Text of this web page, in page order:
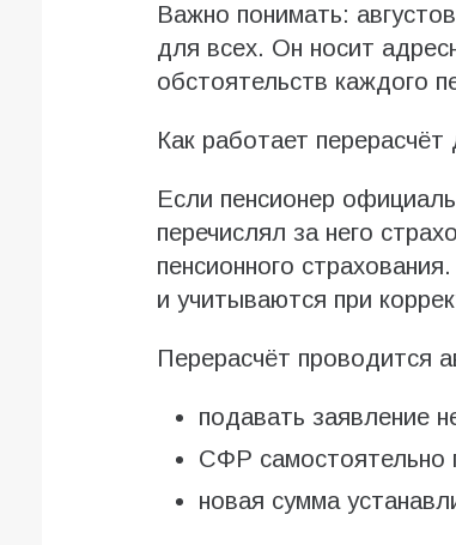
Важно понимать:
для всех. Он носит
обстоятельств каждого
Как работает
Если пенсионер
перечислял за него
пенсионного
и учитываются при
Перерасчёт проводится
подавать заявление
СФР самостоятельно
новая сумма